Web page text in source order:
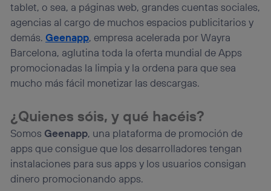
tablet, o sea, a páginas web, grandes cuentas sociales,
agencias al cargo de muchos espacios publicitarios y
demás.Geenapp, empresa acelerada por Wayra
Barcelona, aglutina toda la oferta mundial de Apps
promocionadas la limpia y la ordena para que sea
mucho más fácil monetizar las descargas.
¿Quienes sóis, y qué hacéis?
Somos Geenapp, una plataforma de promoción de
apps que consigue que los desarrolladores tengan
instalaciones para sus apps y los usuarios consigan
dinero promocionando apps.